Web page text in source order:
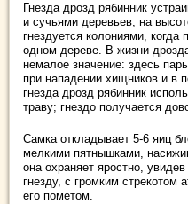
Гнезда дрозд рябинник
и сучьями деревьев, на
гнездуется колониями, когда
одном дереве. В жизни
немалое значение: здесь
при нападении хищников и в
гнезда дрозд рябинник
траву; гнездо получается
Самка откладывает 5-6 яиц
мелкими пятнышками,
она охраняет яростно,
гнезду, с громким стрекотом
его пометом.